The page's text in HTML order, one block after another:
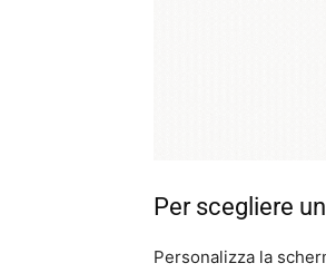
Per scegliere
Personalizza la